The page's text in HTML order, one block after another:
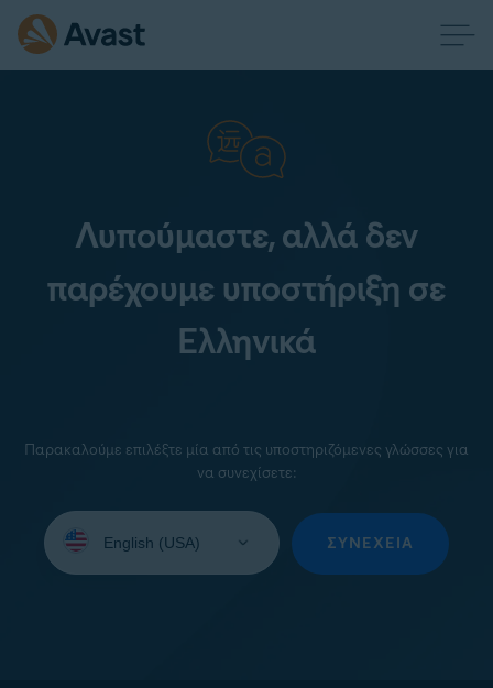
Λυπούμαστε, αλλά δεν
παρέχουμε υποστήριξη σε
Ελληνικά
Παρακαλούμε επιλέξτε μία από τις υποστηριζόμενες γλώσσες για
να συνεχίσετε:
your
ΣΥΝΈΧΕΙΑ